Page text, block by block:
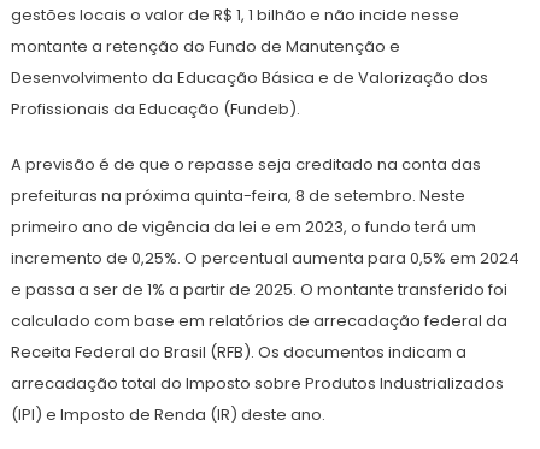
gestões locais o valor de R$ 1, 1 bilhão e não incide nesse
montante a retenção do Fundo de Manutenção e
Desenvolvimento da Educação Básica e de Valorização dos
Profissionais da Educação (Fundeb).
A previsão é de que o repasse seja creditado na conta das
prefeituras na próxima quinta-feira, 8 de setembro. Neste
primeiro ano de vigência da lei e em 2023, o fundo terá um
incremento de 0,25%. O percentual aumenta para 0,5% em 2024
e passa a ser de 1% a partir de 2025. O montante transferido foi
calculado com base em relatórios de arrecadação federal da
Receita Federal do Brasil (RFB). Os documentos indicam a
arrecadação total do Imposto sobre Produtos Industrializados
(IPI) e Imposto de Renda (IR) deste ano.